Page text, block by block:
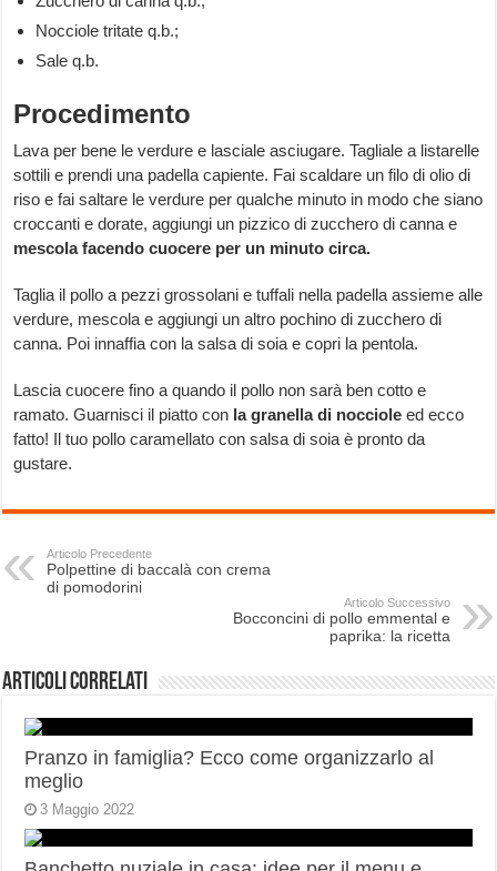
Nocciole tritate q.b.;
Sale q.b.
Procedimento
Lava per bene le verdure e lasciale asciugare. Tagliale a listarelle
sottili e prendi una padella capiente. Fai scaldare un filo di olio di
riso e fai saltare le verdure per qualche minuto in modo che siano
croccanti e dorate, aggiungi un pizzico di zucchero di canna e
mescola facendo cuocere per un minuto circa.
Taglia il pollo a pezzi grossolani e tuffali nella padella assieme alle
verdure, mescola e aggiungi un altro pochino di zucchero di
canna. Poi innaffia con la salsa di soia e copri la pentola.
Lascia cuocere fino a quando il pollo non sarà ben cotto e
ramato. Guarnisci il piatto con la granella di nocciole ed ecco
fatto! Il tuo pollo caramellato con salsa di soia è pronto da
gustare.
Articolo Precedente
Polpettine di baccalà con crema
di pomodorini
Articolo Successivo
Bocconcini di pollo emmental e
paprika: la ricetta
Articoli correlati
Pranzo in famiglia? Ecco come organizzarlo al
meglio
3 Maggio 2022